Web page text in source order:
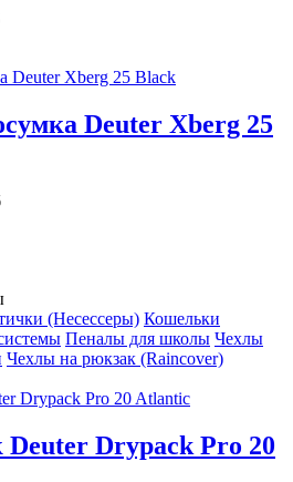
Deuter Xberg 25
(Несессеры) Кошельки
Пеналы для школы Чехлы
Чехлы на рюкзак (Raincover)
Drypack Pro 20